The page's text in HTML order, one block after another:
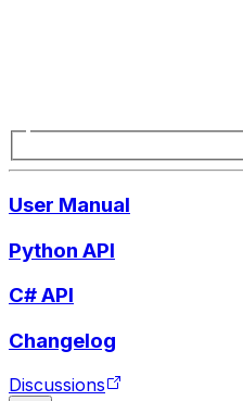
User Manual
Python API
C# API
Changelog
Discussions